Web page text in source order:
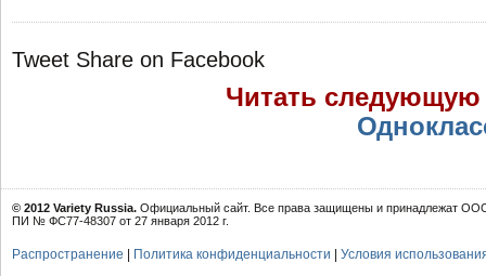
Tweet Share on Facebook
Читать
© 2012 Variety Russia. Официальный сайт. Все права защищены и принадлежат
ПИ № ФС77-48307 от 27 января 2012 г.
Распространение Политика конфиденциальности Условия